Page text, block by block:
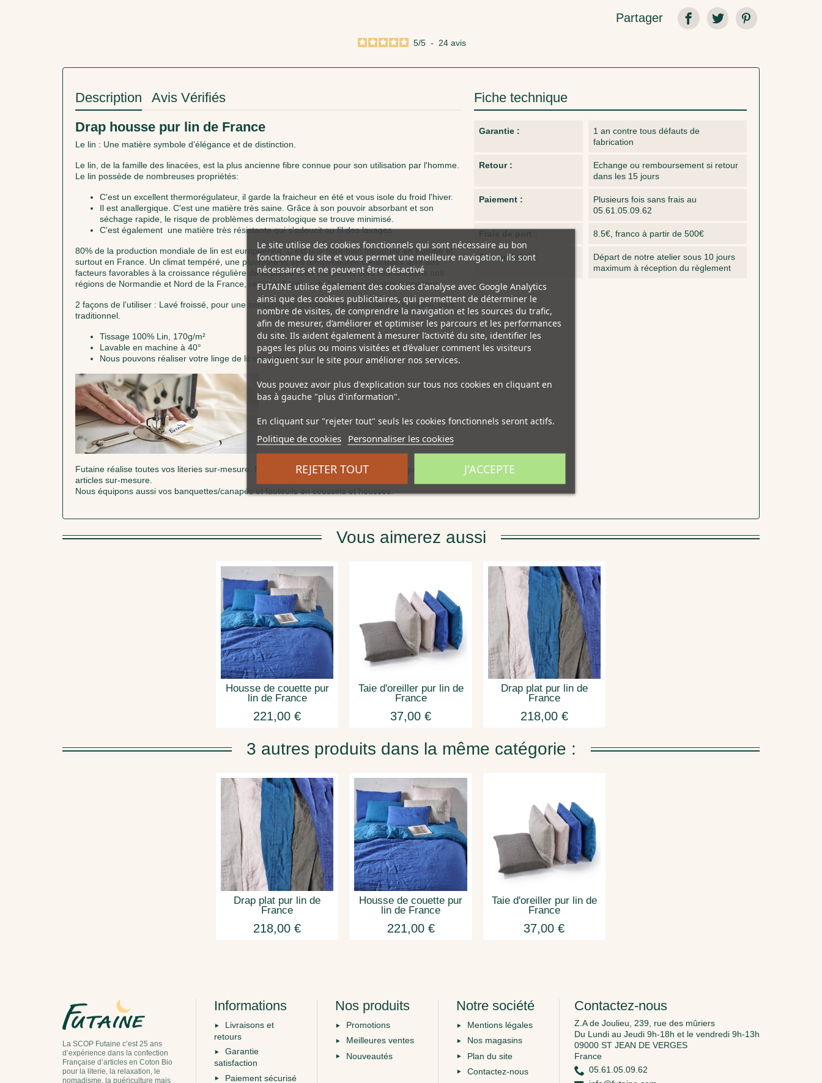
Partager
5/5 - 24avis
Description
Avis Vérifiés
Drap housse pur lin de France
Le lin : Une matière symbole d'élégance et de distinction.
Le lin, de la famille des linacées, est la plus ancienne fibre connue pour son utilisation par l'homme.
Le lin possède de nombreuses propriétés:
C'est un excellent thermorégulateur, il garde la fraicheur en été et vous isole du froid l'hiver.
Il est anallergique. C'est une matière très saine. Grâce à son pouvoir absorbant et son
séchage rapide, le risque de problèmes dermatologique se trouve minimisé.
C'est également une matière très résistante qui s'adoucit au fil des lavages
80% de la production mondiale de lin est européenne. C'est une fibre bien introduite en Europe et
surtout en France. Un climat tempéré, une pluviosité et des températures constantes sont des
facteurs favorables à la croissance régulière de la plante. Ces conditions sont réunies dans nos
régions de Normandie et Nord de la France, régions d'origine du lin que nous vous proposons.
2 façons de l’utiliser : Lavé froissé, pour une sensation de confort et de lit douillet ou repassé, plus
traditionnel.
Tissage 100% Lin, 170g/m²
Lavable en machine à 40°
Nous pouvons réaliser votre linge de lit sur-mesure
Futaine réalise toutes vos literies sur-mesure. Notre savoir-faire nous permet de fabriquer tous nos
articles sur-mesure.
Nous équipons aussi vos banquettes/canapés et fauteuils en coussins et housses.
Fiche technique
Garantie :
1 an contre tous défauts de
fabrication
Retour :
Echange ou remboursement si retour
dans les 15 jours
Paiement :
Plusieurs fois sans frais au
05.61.05.09.62
8.5€, franco à partir de 500€
Disponibilité :
Départ de notre atelier sous 10 jours
maximum à réception du règlement
Vous aimerez aussi
Housse de couette pur
lin de France
221,00 €
Taie d'oreiller pur lin de
France
37,00 €
Drap plat pur lin de
France
218,00 €
3 autres produits dans la même catégorie :
Drap plat pur lin de
France
218,00 €
Housse de couette pur
lin de France
221,00 €
Taie d'oreiller pur lin de
France
37,00 €
La SCOP Futaine c’est 25 ans
d’expérience dans la confection
Française d’articles en Coton Bio
pour la literie, la relaxation, le
nomadisme, la puériculture mais
Informations
Livraisons et
retours
Garantie
satisfaction
Paiement sécurisé
Nos produits
Promotions
Meilleures ventes
Nouveautés
Notre société
Mentions légales
Nos magasins
Plan du site
Contactez-nous
Contactez-nous
Z.A de Joulieu, 239, rue des mûriers
Du Lundi au Jeudi 9h-18h et le vendredi 9h-13h
09000 ST JEAN DE VERGES
France
05.61.05.09.62
Le site utilise des cookies fonctionnels qui sont nécessaire au bon
fonctionne du site et vous permet une meilleure navigation, ils sont
nécessaires et ne peuvent être désactivé
FUTAINE utilise également des cookies d'analyse avec Google Analytics
ainsi que des cookies publicitaires, qui permettent de déterminer le
nombre de visites, de comprendre la navigation et les sources du trafic,
afin de mesurer, d’améliorer et optimiser les parcours et les performances
du site. Ils aident également à mesurer l’activité du site, identifier les
pages les plus ou moins visitées et d’évaluer comment les visiteurs
naviguent sur le site pour améliorer nos services.
Vous pouvez avoir plus d'explication sur tous nos cookies en cliquant en
bas à gauche "plus d'information".
En cliquant sur "rejeter tout" seuls les cookies fonctionnels seront actifs.
Politique de cookies Personnaliser les cookies
REJETER TOUT J'ACCEPTE